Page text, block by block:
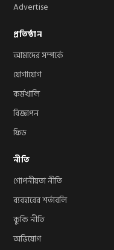
Advertise
প্রতিষ্ঠান
আমাদের সম্পর্কে
যোগাযোগ
কর্মখালি
বিজ্ঞাপন
ফিড
নীতি
গোপনীয়তা নীতি
ব্যবহারের শর্তাবলি
কুকি নীতি
অভিযোগ